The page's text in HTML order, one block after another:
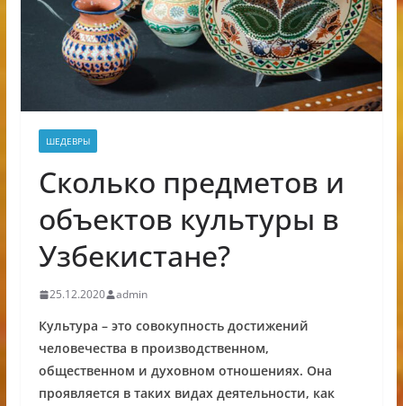
ШЕДЕВРЫ
Сколько предметов и
объектов культуры в
Узбекистане?
25.12.2020 admin
Культура – это совокупность достижений
человечества в производственном,
общественном и духовном отношениях. Она
проявляется в таких видах деятельности, как